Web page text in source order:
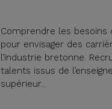
Comprendre les besoins
pour envisager des
l’industrie bretonne.
talents issus de
supérieur...